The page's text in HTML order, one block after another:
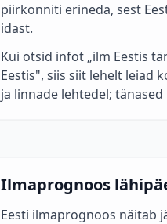
piirkonniti erineda, sest
idast.
Kui otsid infot „ilm Eestis
Eestis", siis siit lehelt leiad
ja linnade lehtedel;
Ilmaprognoos
Eesti ilmaprognoos näitab